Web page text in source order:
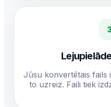
Jūsu konvertētais fails
to uzreiz. Faili tiek